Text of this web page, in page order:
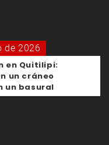
de 2026
en Quitilipi:
un cráneo
un basural